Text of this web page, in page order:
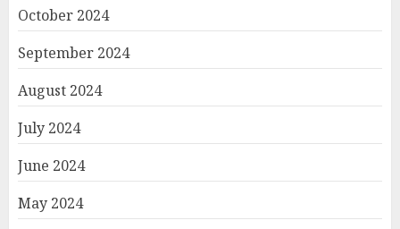
October 2024
September 2024
August 2024
July 2024
June 2024
May 2024